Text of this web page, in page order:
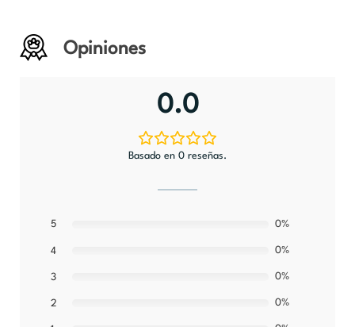
Opiniones
0.0
Basado en 0 reseñas.
5 0%
4 0%
3 0%
2 0%